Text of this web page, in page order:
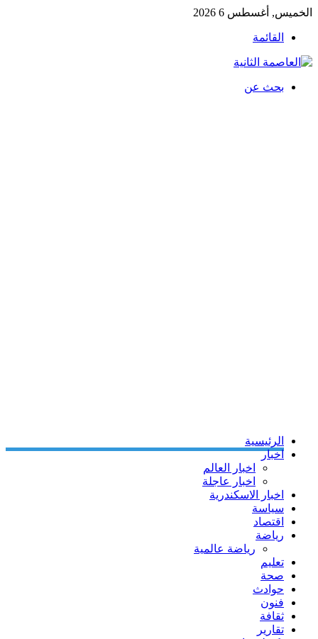
الخميس, أغسطس 6 2026
القائمة
بحث عن
الرئيسية
اخبار
اخبار العالم
اخبار عاجلة
اخبار الاسكندرية
سياسة
اقتصاد
رياضة
رياضة عالمية
تعليم
صحة
حوادث
فنون
ثقافة
تقارير